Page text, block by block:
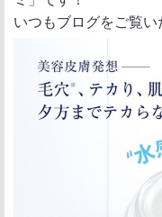
ト
ア
いつもブログをご覧い